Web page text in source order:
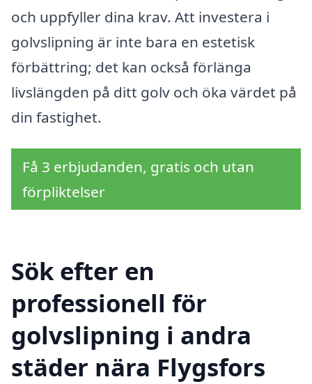
och uppfyller dina krav. Att investera i
golvslipning är inte bara en estetisk
förbättring; det kan också förlänga
livslängden på ditt golv och öka värdet på
din fastighet.
Få 3 erbjudanden, gratis och utan
förpliktelser
Sök efter en
professionell för
golvslipning i andra
städer nära Flygsfors